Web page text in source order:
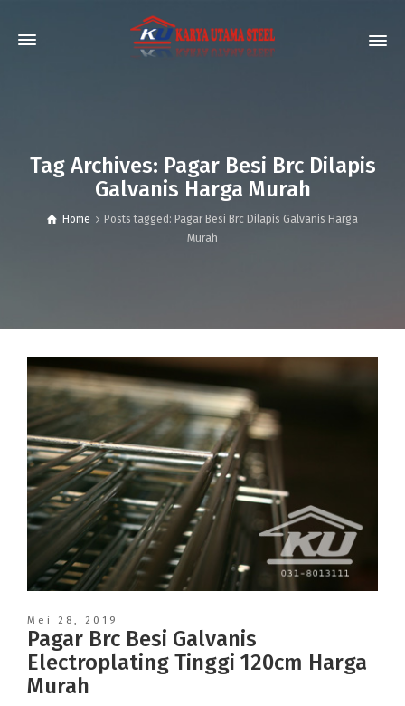
Tag Archives: Pagar Besi Brc Dilapis
Galvanis Harga Murah
Home
Posts tagged: Pagar Besi Brc Dilapis Galvanis Harga
Murah
Mei 28, 2019
Pagar Brc Besi Galvanis
Electroplating Tinggi 120cm Harga
Murah